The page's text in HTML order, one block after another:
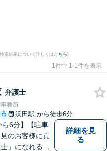
索結果について詳しくは こちら)
1件中 1-1件を表示
弁護士
務所
浜田駅 から徒歩6分
ら6分】【駐車
のお客様に貢
」になれるよ
詳細を見
る